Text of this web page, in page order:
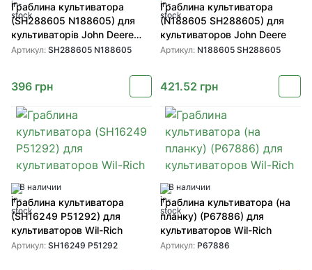
Граблина культиватора
(SH288605 N188605) для
культиваторів John Deere
1010
Артикул: SH288605 N188605
396 грн
Граблина культиватора
(N188605 SH288605) для
культиваторов John Deere
Артикул: N188605 SH288605
421.52 грн
В наличии
Граблина культиватора
(SH16249 P51292) для
культиваторов Wil-Rich
Артикул: SH16249 P51292
В наличии
Граблина культиватора (на
планку) (P67886) для
культиваторов Wil-Rich
Артикул: P67886